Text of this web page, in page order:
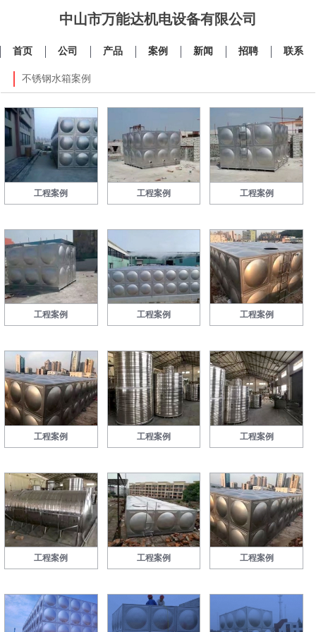
中山市万能达机电设备有限公司
首页 公司 产品 案例 新闻 招聘 联系
不锈钢水箱案例
工程案例 工程案例 工程案例
工程案例 工程案例 工程案例
工程案例 工程案例 工程案例
工程案例 工程案例 工程案例